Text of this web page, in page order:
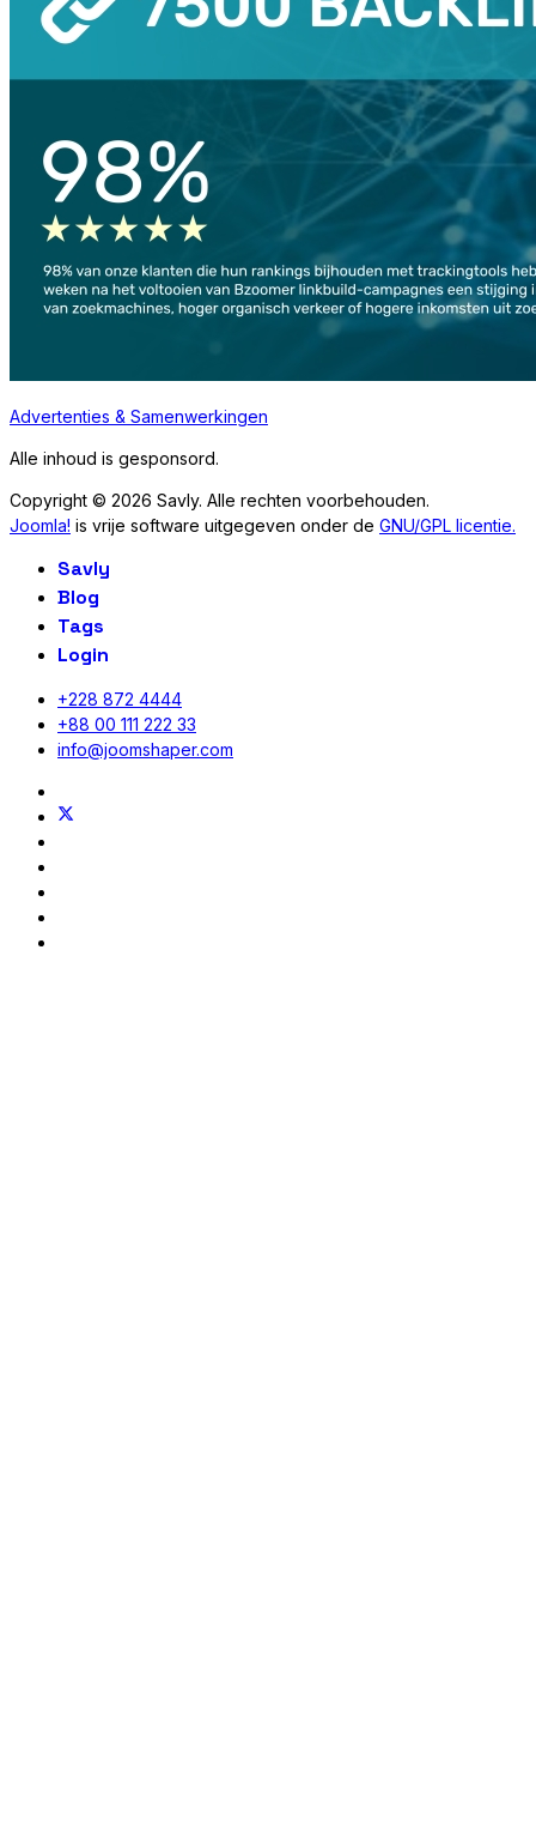
Advertenties & Samenwerkingen
Alle inhoud is gesponsord.
Copyright © 2026 Savly. Alle rechten voorbehouden.
Joomla! is vrije software uitgegeven onder de GNU/GPL licentie.
Savly
Blog
Tags
Login
+228 872 4444
+88 00 111 222 33
info@joomshaper.com